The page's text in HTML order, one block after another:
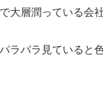
大層潤っている会
ラパラ見ていると